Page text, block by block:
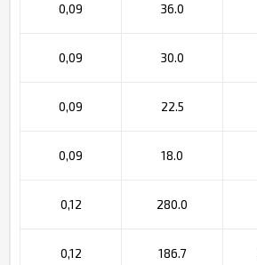
0,09 36.0
0,09 30.0
0,09 22.5
0,09 18.0
0,12 280.0
0,12 186.7